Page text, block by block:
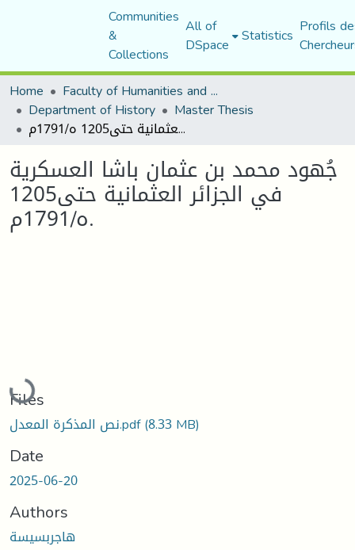
Communities
&
Collections
All of
DSpace Statistics Profils
Home
Faculty of Humanities and Social Sciences
Department of History Master Thesis
جُهود محمد بن عثمان باشا العسكرية في الجزائر العثمانية حتى1205 ه/1791م.
جُهود محمد بن عثمان باشا العسكرية
في الجزائر العثمانية حتى1205
ه/1791م.
Loading...
Files
نص المذكرة المعدل.pdf(8.33 MB)
Date
2025-06-20
Authors
هاجربسيسة